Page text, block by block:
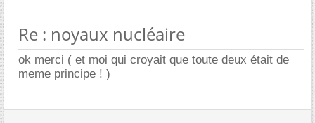
Re : noyaux nucléaire
ok merci ( et moi qui croyait que toute deux était de
meme principe ! )